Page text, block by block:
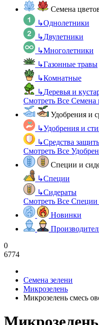
Семена
↳Однолетники
↳Двулетники
↳Многолетники
↳Газонные травы
↳Комнатные
↳Деревья и
Смотреть Все Семена
Удобрения и
↳Удобрения и
↳Средства
Смотреть Все
Специи и
↳Специи
↳Сидераты
Смотреть Все Специи
Новинки
0
6774
Семена зелени
Микрозелень
Микрозелень смесь